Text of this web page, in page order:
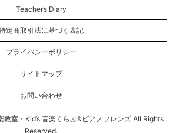
Teacher’s Diary
定商取引法に基づく表記
プライバシーポリシー
サイトマップ
お問い合わせ
室・Kid’s 音楽くらぶ&ピアノフレンズ All Rights
Reserved.